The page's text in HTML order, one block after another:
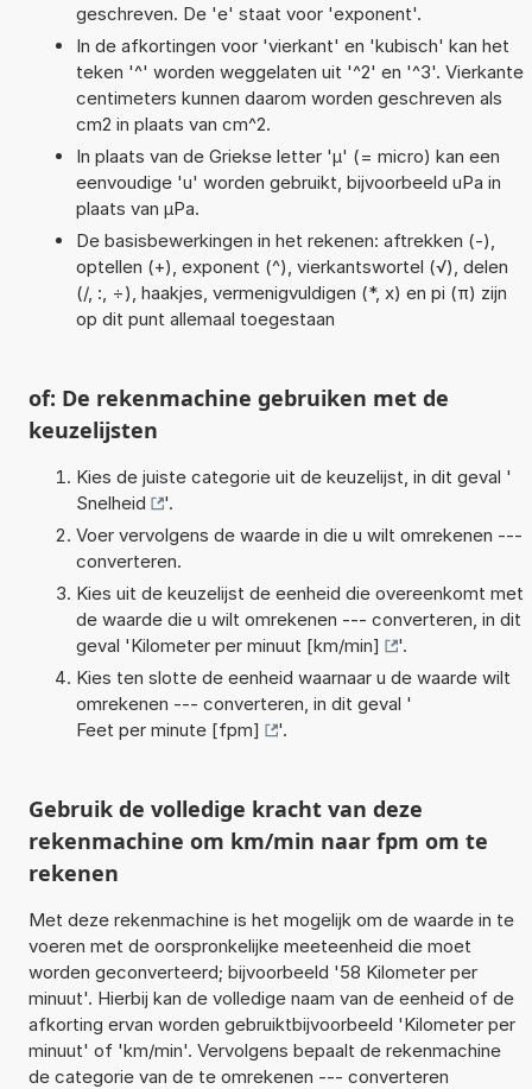
geschreven. De 'e' staat voor 'exponent'.
In de afkortingen voor 'vierkant' en 'kubisch' kan het
teken '^' worden weggelaten uit '^2' en '^3'. Vierkante
centimeters kunnen daarom worden geschreven als
cm2 in plaats van cm^2.
In plaats van de Griekse letter 'µ' (= micro) kan een
eenvoudige 'u' worden gebruikt, bijvoorbeeld uPa in
plaats van µPa.
De basisbewerkingen in het rekenen: aftrekken (-),
optellen (+), exponent (^), vierkantswortel (√), delen
(/, :, ÷), haakjes, vermenigvuldigen (*, x) en pi (π) zijn
op dit punt allemaal toegestaan
of: De rekenmachine gebruiken met de
keuzelijsten
Kies de juiste categorie uit de keuzelijst, in dit geval '
Snelheid
'.
Voer vervolgens de waarde in die u wilt omrekenen ---
converteren.
Kies uit de keuzelijst de eenheid die overeenkomt met
de waarde die u wilt omrekenen --- converteren, in dit
geval 'Kilometer per minuut [km/min]
'.
Kies ten slotte de eenheid waarnaar u de waarde wilt
omrekenen --- converteren, in dit geval '
Feet per minute [fpm]
'.
Gebruik de volledige kracht van deze
rekenmachine om km/min naar fpm om te
rekenen
Met deze rekenmachine is het mogelijk om de waarde in te
voeren met de oorspronkelijke meeteenheid die moet
worden geconverteerd; bijvoorbeeld '58 Kilometer per
minuut'. Hierbij kan de volledige naam van de eenheid of de
afkorting ervan worden gebruiktbijvoorbeeld 'Kilometer per
minuut' of 'km/min'. Vervolgens bepaalt de rekenmachine
de categorie van de te omrekenen --- converteren